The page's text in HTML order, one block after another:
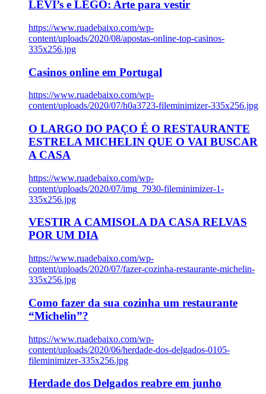
LEVI’s e LEGO: Arte para vestir
https://www.ruadebaixo.com/wp-
content/uploads/2020/08/apostas-online-top-casinos-
335x256.jpg
Casinos online em Portugal
https://www.ruadebaixo.com/wp-
content/uploads/2020/07/h0a3723-fileminimizer-335x256.jpg
O LARGO DO PAÇO É O RESTAURANTE
ESTRELA MICHELIN QUE O VAI BUSCAR
A CASA
https://www.ruadebaixo.com/wp-
content/uploads/2020/07/img_7930-fileminimizer-1-
335x256.jpg
VESTIR A CAMISOLA DA CASA RELVAS
POR UM DIA
https://www.ruadebaixo.com/wp-
content/uploads/2020/07/fazer-cozinha-restaurante-michelin-
335x256.jpg
Como fazer da sua cozinha um restaurante
“Michelin”?
https://www.ruadebaixo.com/wp-
content/uploads/2020/06/herdade-dos-delgados-0105-
fileminimizer-335x256.jpg
Herdade dos Delgados reabre em junho